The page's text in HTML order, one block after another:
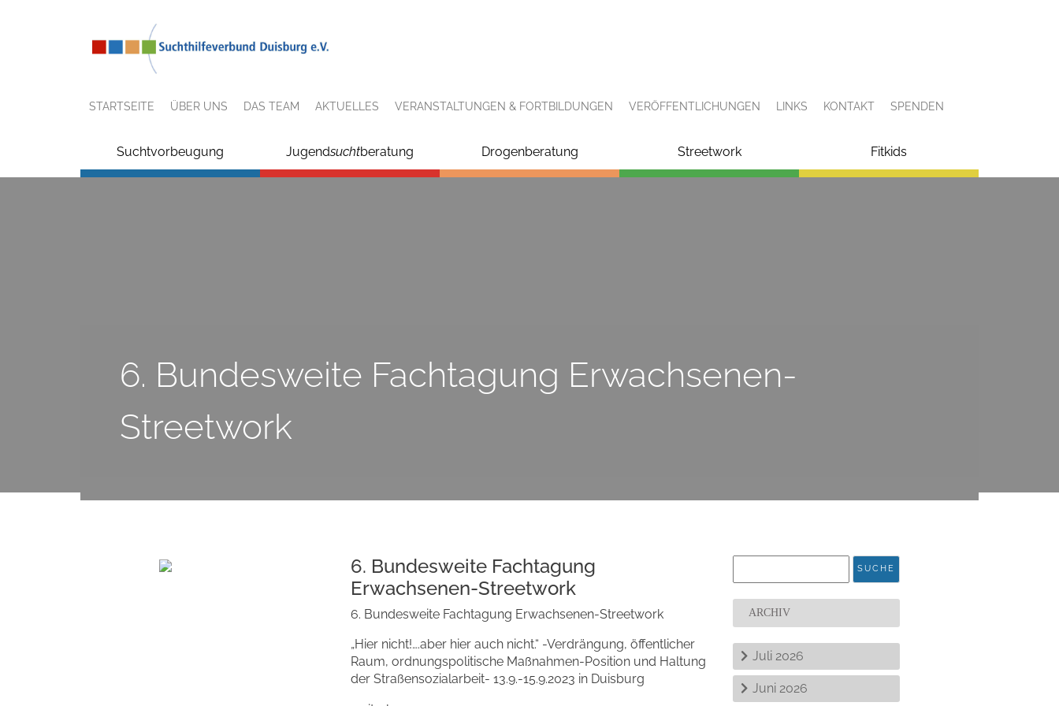
STARTSEITE ÜBER UNS DAS TEAM AKTUELLES VERANSTALTUNGEN & FORTBILDUNGEN VERÖFFENTLICHUNGEN LINKS KONTAKT SPENDEN
Suchtvorbeugung Jugendsuchtberatung Drogenberatung Streetwork Fitkids
6. Bundesweite Fachtagung Erwachsenen-
Streetwork
6. Bundesweite Fachtagung
Erwachsenen-Streetwork
6. Bundesweite Fachtagung Erwachsenen-Streetwork
„Hier nicht!….aber hier auch nicht.“ -Verdrängung, öffentlicher
Raum, ordnungspolitische Maßnahmen-Position und Haltung
der Straßensozialarbeit- 13.9.-15.9.2023 in Duisburg
ARCHIV
Juli 2026
Juni 2026